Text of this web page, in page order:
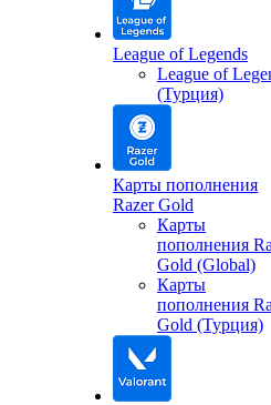
League of Legends
League of
(Турция)
Карты пополнения
Razer Gold
Карты
пополнения
Gold (Global)
Карты
пополнения
Gold (Турция)